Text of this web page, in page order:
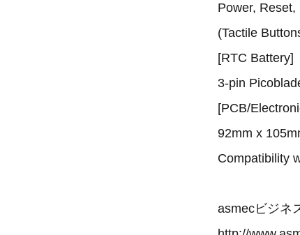
Power, Reset,
(Tactile
[RTC Battery]
3-pin
[PCB/
92mm x
Compatibility
asmecビジネ